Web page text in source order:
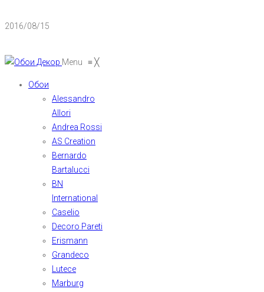
2016/08/15
Menu ≡╳
Обои
Alessandro
Allori
Andrea Rossi
AS Creation
Bernardo
Bartalucci
BN
International
Caselio
Decoro Pareti
Erismann
Grandeco
Lutece
Marburg